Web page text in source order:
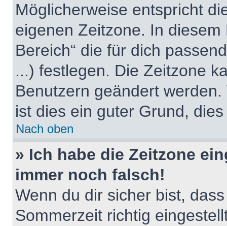
Möglicherweise entspricht
eigenen Zeitzone. In
Bereich“ die für dich
...) festlegen. Die Zeitzone
Benutzern geändert
ist dies ein guter Grund,
Nach oben
» Ich habe die Zeitzone
immer noch falsch!
Wenn du dir sicher bist,
Sommerzeit richtig